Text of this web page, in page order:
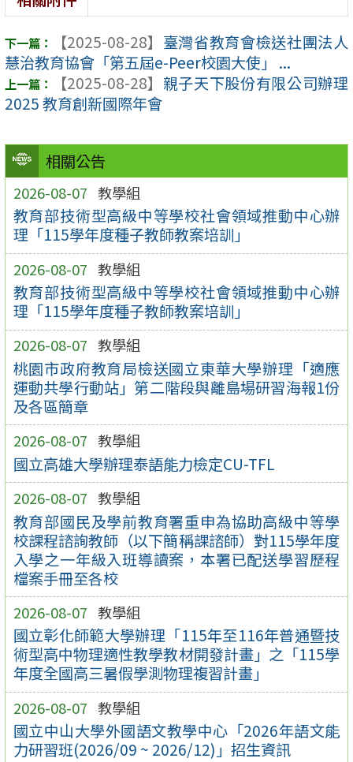
相關公告
2026-08-07 教學組
教育部技術型高級中等學校社會領域推動中心辦
理「115學年度種子教師教案培訓」
2026-08-07 教學組
教育部技術型高級中等學校社會領域推動中心辦
理「115學年度種子教師教案培訓」
2026-08-07 教學組
桃園市政府教育局檢送國立東華大學辦理「適應
運動共學行動站」第二階段與離島場研習海報1份
及各區簡章
2026-08-07 教學組
國立高雄大學辦理泰語能力檢定CU-TFL
2026-08-07 教學組
教育部國民及學前教育署重申為協助高級中等學
校課程諮詢教師（以下簡稱課諮師）對115學年度
入學之一年級入班導讀案，本署已配送學習歷程
檔案手冊至各校
2026-08-07 教學組
國立彰化師範大學辦理「115年至116年普通暨技
術型高中物理適性教學教材開發計畫」之「115學
年度全國高三暑假學測物理複習計畫」
2026-08-07 教學組
國立中山大學外國語文教學中心「2026年語文能
力研習班(2026/09 ~ 2026/12)」招生資訊
【2025-08-28】 臺灣省教育會檢送社團法人
慧治教育協會「第五屆e-Peer校園大使」 ...
【2025-08-28】 親子天下股份有限公司辦理
2025 教育創新國際年會